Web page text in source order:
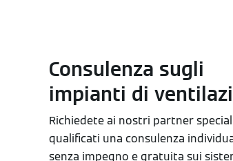
Consulenza sugli
impianti di
Richiedete ai nostri partner
qualificati una consulenza
senza impegno e gratuita sui